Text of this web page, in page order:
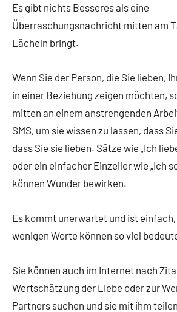
Es gibt nichts Besseres als eine
Überraschungsnachricht mitten am
Lächeln bringt.
Wenn Sie der Person, die Sie lieben,
in einer Beziehung zeigen möchten,
mitten an einem anstrengenden
SMS, um sie wissen zu lassen, dass
dass Sie sie lieben. Sätze wie „Ich
oder ein einfacher Einzeiler wie „Ich
können Wunder bewirken.
Es kommt unerwartet und ist
wenigen Worte können so viel
Sie können auch im Internet nach
Wertschätzung der Liebe oder zur
Partners suchen und sie mit ihm